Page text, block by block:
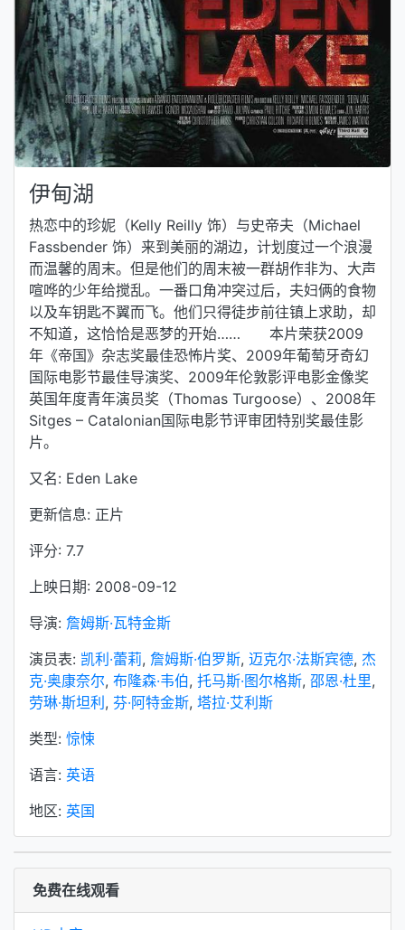
伊甸湖
热恋中的珍妮（Kelly Reilly 饰）与史帝夫（Michael
Fassbender 饰）来到美丽的湖边，计划度过一个浪漫
而温馨的周末。但是他们的周末被一群胡作非为、大声
喧哗的少年给搅乱。一番口角冲突过后，夫妇俩的食物
以及车钥匙不翼而飞。他们只得徒步前往镇上求助，却
不知道，这恰恰是恶梦的开始…… 本片荣获2009
年《帝国》杂志奖最佳恐怖片奖、2009年葡萄牙奇幻
国际电影节最佳导演奖、2009年伦敦影评电影金像奖
英国年度青年演员奖（Thomas Turgoose）、2008年
Sitges – Catalonian国际电影节评审团特别奖最佳影
片。
又名: Eden Lake
更新信息: 正片
评分: 7.7
上映日期: 2008-09-12
导演: 詹姆斯·瓦特金斯
演员表: 凯利·蕾莉, 詹姆斯·伯罗斯, 迈克尔·法斯宾德, 杰
克·奥康奈尔, 布隆森·韦伯, 托马斯·图尔格斯, 邵恩·杜里,
劳琳·斯坦利, 芬·阿特金斯, 塔拉·艾利斯
类型: 惊悚
语言: 英语
地区: 英国
免费在线观看